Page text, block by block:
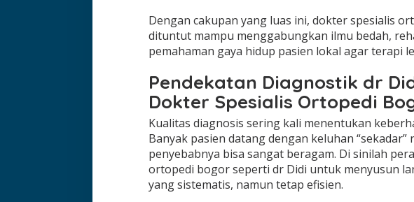
Dengan cakupan yang luas ini, dokter spesialis
dituntut mampu menggabungkan ilmu bedah,
pemahaman gaya hidup pasien lokal agar terapi
Pendekatan Diagnostik dr
Dokter Spesialis Ortopedi
Kualitas diagnosis sering kali menentukan
Banyak pasien datang dengan keluhan “sekadar”
penyebabnya bisa sangat beragam. Di sinilah
ortopedi bogor seperti dr Didi untuk menyusun
yang sistematis, namun tetap efisien.